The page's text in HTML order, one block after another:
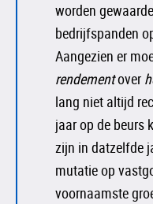
worden
bedrijfspanden
Aangezien er
rendementover
lang niet altijd
jaar op de beurs
zijn in datzelfde
mutatie op
voornaamste